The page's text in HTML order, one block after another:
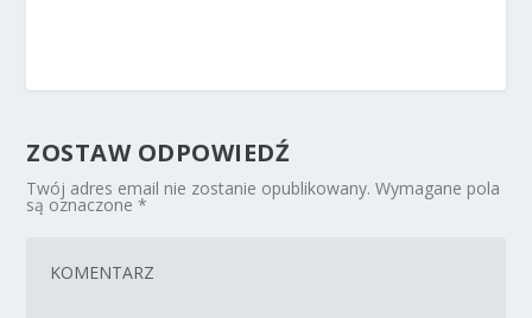
ZOSTAW ODPOWIEDŹ
Twój adres email nie zostanie opublikowany. Wymagane pola
są oznaczone*